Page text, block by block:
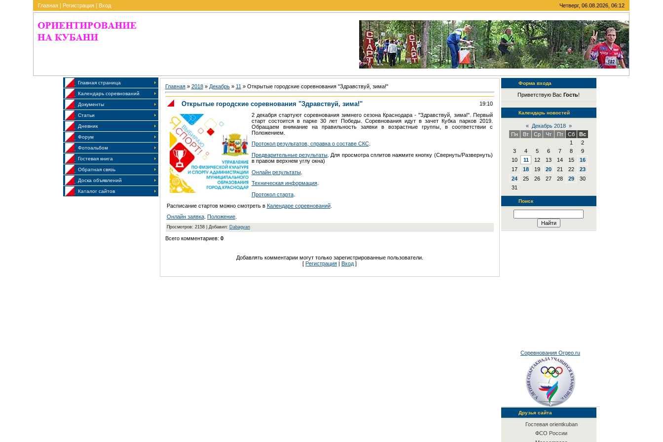
Главная | Регистрация | Вход Четверг, 06.08.2026, 06:12
Главная страница
Календарь соревнований
Документы
Статьи
Дневник
Форум
Фотоальбом
Гостевая книга
Обратная связь
Доска объявлений
Каталог сайтов
Главная» 2018 » Декабрь » 11 » Открытые городские соревнования "Здравствуй, зима!"
Открытые городские соревнования "Здравствуй, зима!"
19:10
2 декабря стартуют соревнования зимнего сезона Краснодара - "Здравствуй, зима!". Первый
старт состоится в парке 30 лет Победы. Соревнования идут в зачет Кубка парков 2019.
Обращаем внимание на правильность заявки в возрастные группы, в соответствии с
Положением.
Протокол результатов, справка о составе СКС.
Предварительные результаты. Для просмотра сплитов нажмите кнопку (Свернуть/Развернуть)
в правом верхнем углу окна)
Онлайн результаты.
Техническая информация.
Протокол старта.
Расписание стартов можно смотреть в Календаре соревнований.
Онлайн заявка. Положение.
Просмотров: 2158 | Добавил: Dabagyan
Всего комментариев: 0
Добавлять комментарии могут только зарегистрированные пользователи.
[Регистрация |Вход ]
Форма входа
Приветствую ВасГость!
Календарь новостей
« Декабрь 2018 »
Пн
Вт Ср Чт Пт Сб
Вс
1
2
3
4 5 6 7 8
9
10
11 12 13 14 15
16
17
18 19 20 21 22
23
24
25 26 27 28 29
30
31
Поиск
Соревнования Orgeo.ru
Друзья сайта
Гостевая orientkuban
ФСО России